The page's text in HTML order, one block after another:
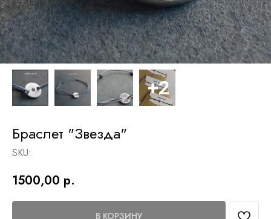
Браслет "Звезда"
SKU:
1500,00 р.
В КОРЗИНУ